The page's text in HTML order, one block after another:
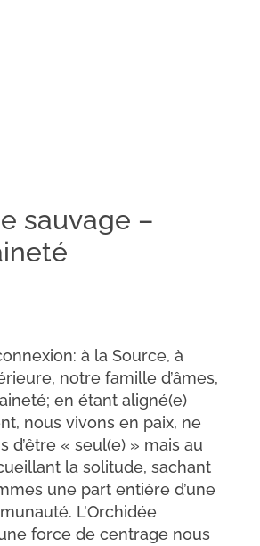
sauvage –
à la Source, à
notre famille d’âmes,
en étant aligné(e)
nous vivons en paix, ne
d’être « seul(e) » mais au
la solitude, sachant
une part entière d’une
L’Orchidée
force de centrage nous